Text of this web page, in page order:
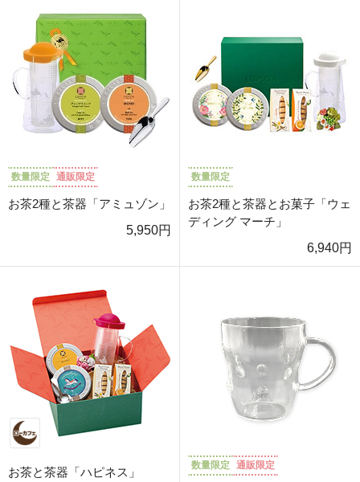
数量限定 通販限定
お茶2種と茶器「アミュゾン」
5,950円
数量限定
お茶2種と茶器とお菓子「ウェ
ディング マーチ」
6,940円
お茶と茶器「ハピネス」 数量限定 通販限定